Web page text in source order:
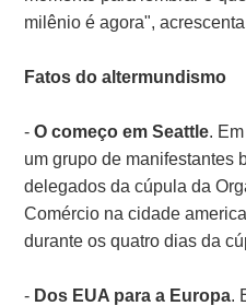
milênio é agora",
Fatos do altermundismo
-O começo em Seattle.
um grupo de manifestantes
delegados da cúpula da
Comércio na cidade
durante os quatro dias da
- Dos EUA para a Europa.